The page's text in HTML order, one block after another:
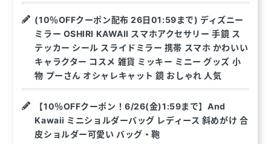
(10％OFFクーポン配布 26日01:59まで) ディズニー
ミラー OSHIRI KAWAII スマホアクセサリー 手鏡 ス
テッカー シール スライドミラー 携帯 スマホ かわいい
キャラクター コスメ 雑貨 ミッキー ミニー グッズ 小
物 プーさん オシャレキャット 鏡 おしゃれ 人気
【10％OFFクーポン！6/26(金)1:59まで】And
Kawaii ミニショルダーバッグ レディース 斜めがけ 合
皮ショルダー可愛い バッグ・鞄